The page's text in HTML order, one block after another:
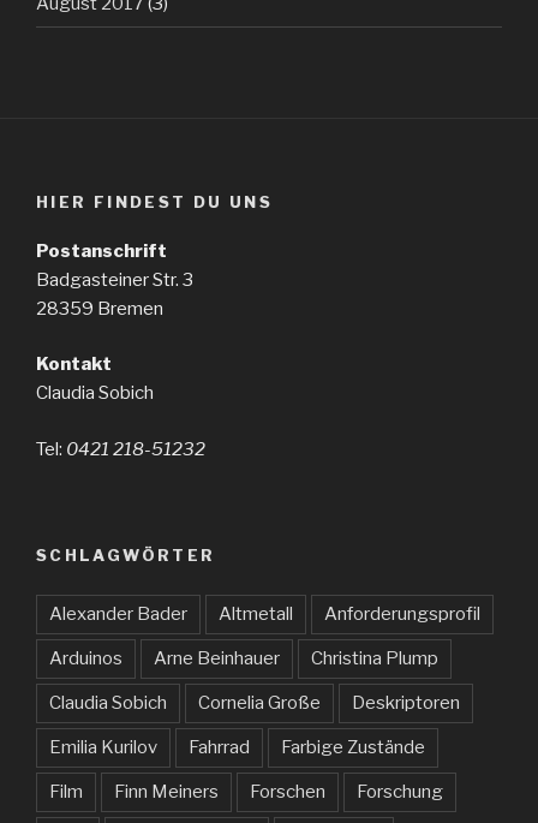
HIER FINDEST DU UNS
Postanschrift
Badgasteiner Str. 3
28359 Bremen
Kontakt
Claudia Sobich
Tel: 0421 218-51232
SCHLAGWÖRTER
Alexander Bader Altmetall Anforderungsprofil
Arduinos Arne Beinhauer Christina Plump
Claudia Sobich Cornelia Große Deskriptoren
Emilia Kurilov Fahrrad Farbige Zustände
Film Finn Meiners Forschen Forschung